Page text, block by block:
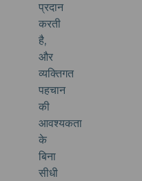
प्रदान
करती
है,
और
व्यक्तिगत
पहचान
की
आवश्यकता
के
बिना
सीधी